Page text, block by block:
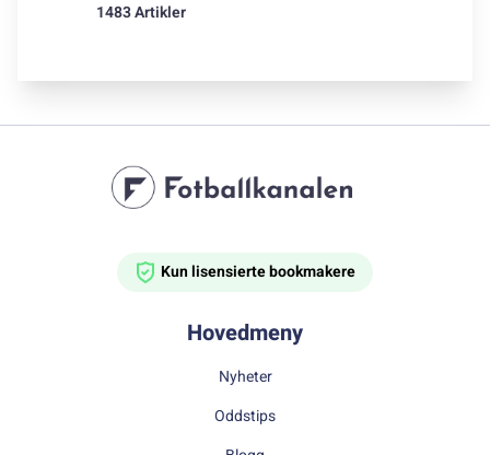
1483 Artikler
Kun lisensierte bookmakere
Hovedmeny
Nyheter
Oddstips